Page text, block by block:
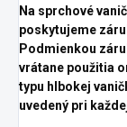
Na sprchové
poskytujeme
Podmienkou
vrátane použitia
typu hlbokej
uvedený pri